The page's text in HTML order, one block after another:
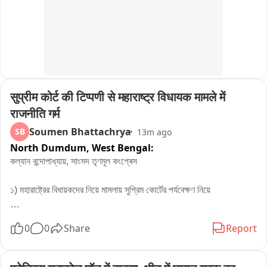
सुप्रीम कोर्ट की टिप्पणी से महाराष्ट्र विधायक मामले में
राजनीति गर्म
SB Soumen Bhattachrya 13m ago
North Dumdum, West Bengal:
কল্যান বন্দোপাধ্যায়, সাংসদ তৃণমূল কংগ্ৰেস
১) মহারাষ্ট্রের বিধায়কদের নিয়ে মামলায় সুপ্রিম কোর্টের পর্যবেক্ষণ নিয়ে
পলিটিকাল পার্টির ইচ্ছাটাই আসল। লেজিসেটিভ পার্টির লিডারের কাজ হচ্ছে
কারণ এ বিধায়করা জিতে আছে পার্টির নাম করে পার্টির এজেন্ডা থাকে তার ভিত্তিতে
0 0 Share Report